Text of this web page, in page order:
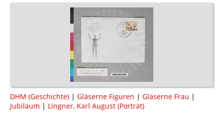
DHM (Geschichte) | Gläserne Figuren | Gläserne Frau |
Jubiläum | Lingner, Karl August (Porträt)